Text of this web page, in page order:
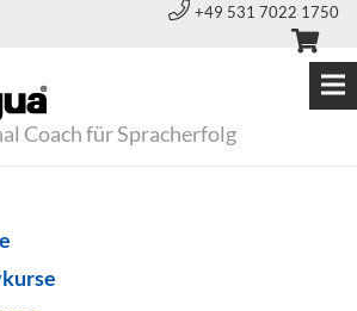
+49 531 7022 1750
Coach für Spracherfolg